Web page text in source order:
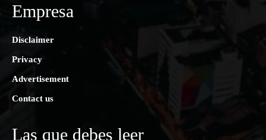
Empresa
Disclaimer
Privacy
Advertisement
Contact us
Las que debes leer